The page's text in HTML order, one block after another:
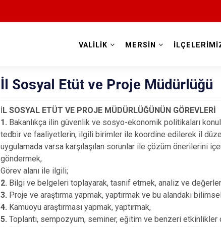
VALİLİK MERSİN
İl Sosyal Etüt ve Proje Müdürlüğü
İL SOSYAL ETÜT VE PROJE MÜDÜRLÜĞÜNÜN GÖREVLERİ
1. Bakanlıkça ilin güvenlik ve sosyo-ekonomik politikaları
tedbir ve faaliyetlerin, ilgili birimler ile koordine edilerek il
uygulamada varsa karşılaşılan sorunlar ile çözüm önerilerini
göndermek,
Görev alanı ile ilgili;
2. Bilgi ve belgeleri toplayarak, tasnif etmek, analiz ve
3. Proje ve araştırma yapmak, yaptırmak ve bu alandaki
4. Kamuoyu araştırması yapmak, yaptırmak,
5.Toplantı, sempozyum, seminer, eğitim ve benzeri etkinlikler